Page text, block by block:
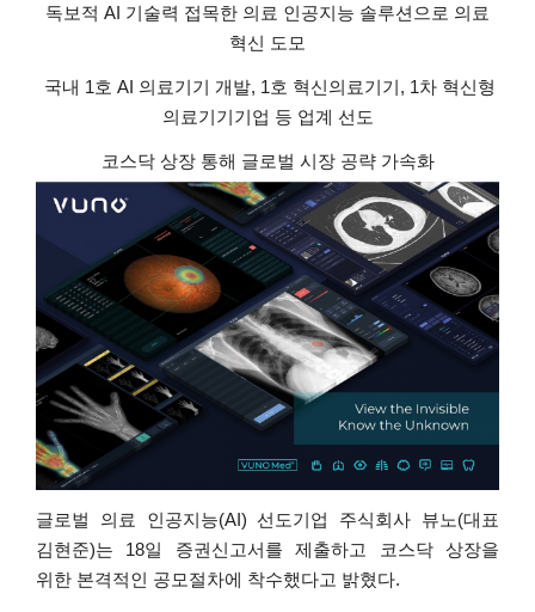
독보적 AI 기술력 접목한 의료 인공지능 솔루션으로 의료
혁신
도모
국내 1호 AI 의료기기 개발, 1호 혁신의료기기 , 1차 혁신형
의료기기기업 등 업계 선도
코스닥 상장 통해 글로벌 시장 공략 가속화
글로벌 의료 인공지능(AI) 선도기업 주식회사 뷰노(대표
김현준)는 18일 증권신고서를 제출하고 코스닥
상장을
위한 본격적인 공모절차에 착수했다고 밝혔다.